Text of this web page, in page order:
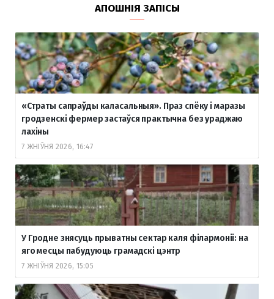
АПОШНІЯ ЗАПІСЫ
«Страты сапраўды каласальныя». Праз спёку і маразы
гродзенскі фермер застаўся практычна без ураджаю
лахіны
7 ЖНІЎНЯ 2026, 16:47
У Гродне знясуць прыватны сектар каля філармоніі: на
яго месцы пабудуюць грамадскі цэнтр
7 ЖНІЎНЯ 2026, 15:05